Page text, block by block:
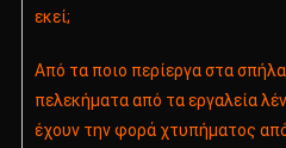
εκεί;
Από τα ποιο περίεργα στα
πελεκήματα από τα εργαλεία
έχουν την φορά χτυπήματος